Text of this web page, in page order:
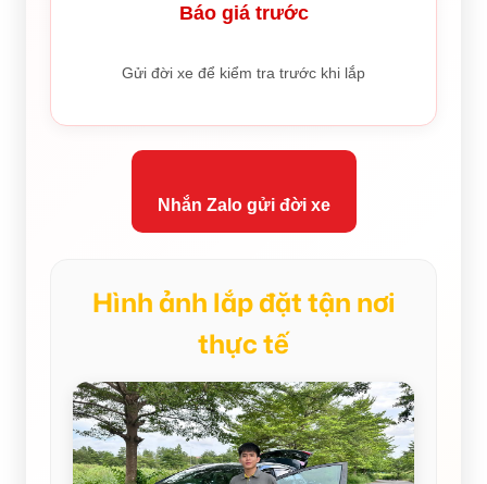
Báo giá trước
Gửi đời xe để kiểm tra trước khi lắp
Nhắn Zalo gửi đời xe
Hình ảnh lắp đặt tận nơi
thực tế